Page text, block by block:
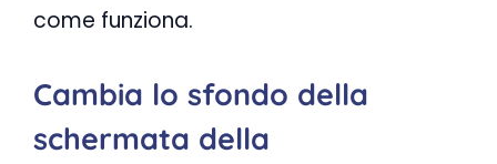
come funziona.
Cambia lo sfondo della
schermata della